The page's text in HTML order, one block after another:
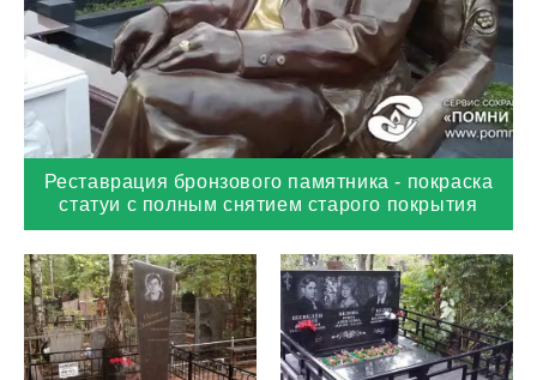
Реставрация бронзового памятника - покраска
статуи с полным снятием старого покрытия